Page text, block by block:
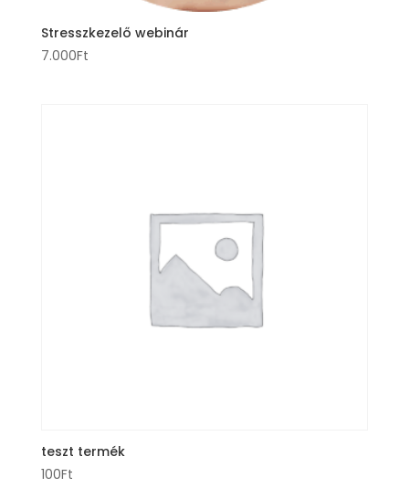
Stresszkezelő webinár
7.000Ft
teszt termék
100Ft